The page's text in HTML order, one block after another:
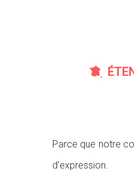
Parce que notre
d’expression.